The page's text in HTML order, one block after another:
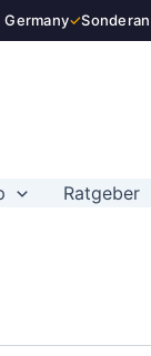
Germany✓
Ratgeber